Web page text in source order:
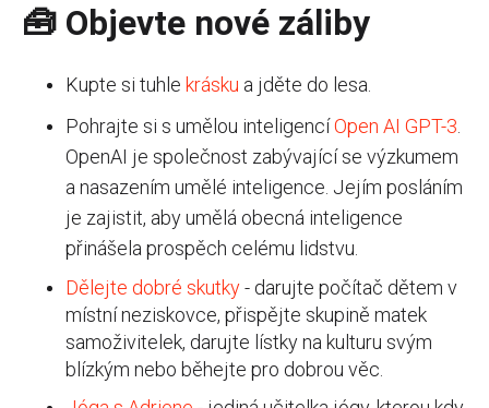
🧰 Objevte nové záliby
Kupte si tuhle krásku a jděte do lesa.
Pohrajte si s umělou inteligencíOpen AI GPT-3
OpenAI je společnost zabývající se výzkumem
a nasazením umělé inteligence. Jejím posláním
je zajistit, aby umělá obecná inteligence
přinášela prospěch celému lidstvu.
Dělejte dobré skutky- darujte počítač dětem v
místní neziskovce, přispějte skupině matek
samoživitelek, darujte lístky na kulturu svým
blízkým nebo běhejte pro dobrou věc.